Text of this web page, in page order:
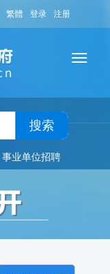
繁體 登录 注册
搜索
事业单位招聘